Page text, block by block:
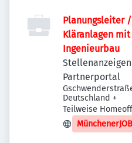
Planungsleiter
Kläranlagen
Ingenieurbau
Partnerportal
Deutschland +
Teilweise